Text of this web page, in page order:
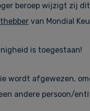
beroep wijzigt zij
van Mondial
is toegestaan!
wordt afgewezen,
andere persoon/